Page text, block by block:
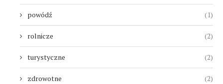
powódź (1)
rolnicze (2)
turystyczne (2)
zdrowotne (2)